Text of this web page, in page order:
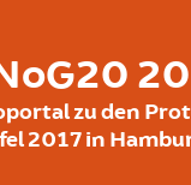
zu den
2017 in